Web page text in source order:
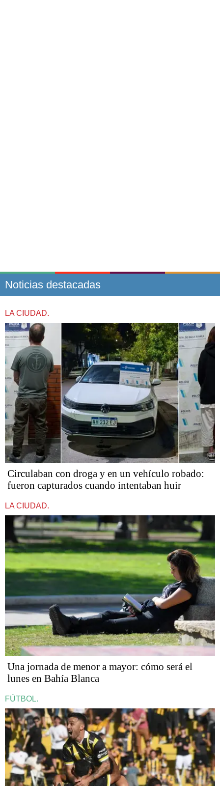
Noticias destacadas
LA CIUDAD.
Circulaban con droga y en un vehículo robado:
fueron capturados cuando intentaban huir
LA CIUDAD.
Una jornada de menor a mayor: cómo será el
lunes en Bahía Blanca
FÚTBOL.